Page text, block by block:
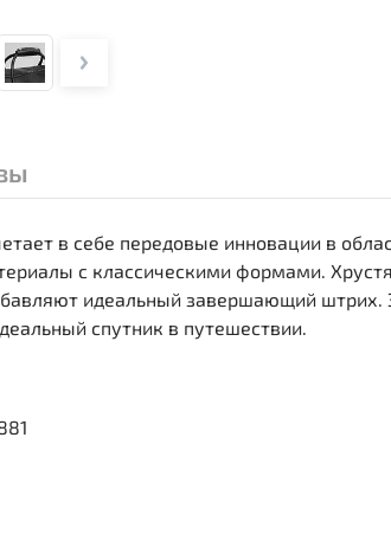
в себе передовые инновации в
с классическими формами.
идеальный завершающий штрих.
спутник в путешествии.